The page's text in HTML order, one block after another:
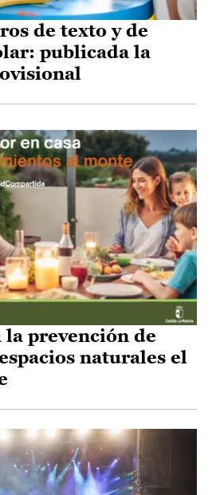
de texto y de
publicada la
la prevención de
naturales el